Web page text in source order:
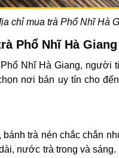
chỉ mua trà Phổ Nhĩ Hà
Phổ Nhĩ Hà Giang
Nhĩ Hà Giang, người
nơi bán uy tín cho
trà nén chắc chắn
nước trà trong và